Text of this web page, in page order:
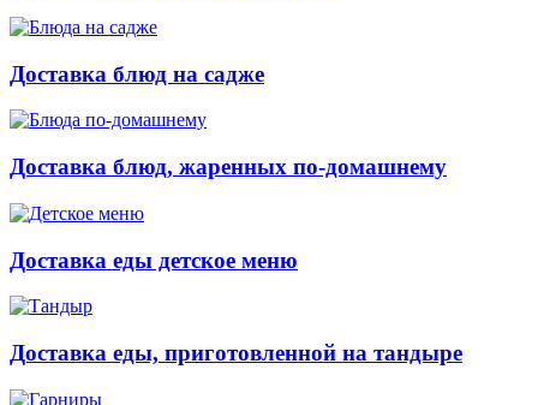
Доставка блюд на садже
Доставка блюд, жаренных по-домашнему
Доставка еды детское меню
Доставка еды, приготовленной на тандыре